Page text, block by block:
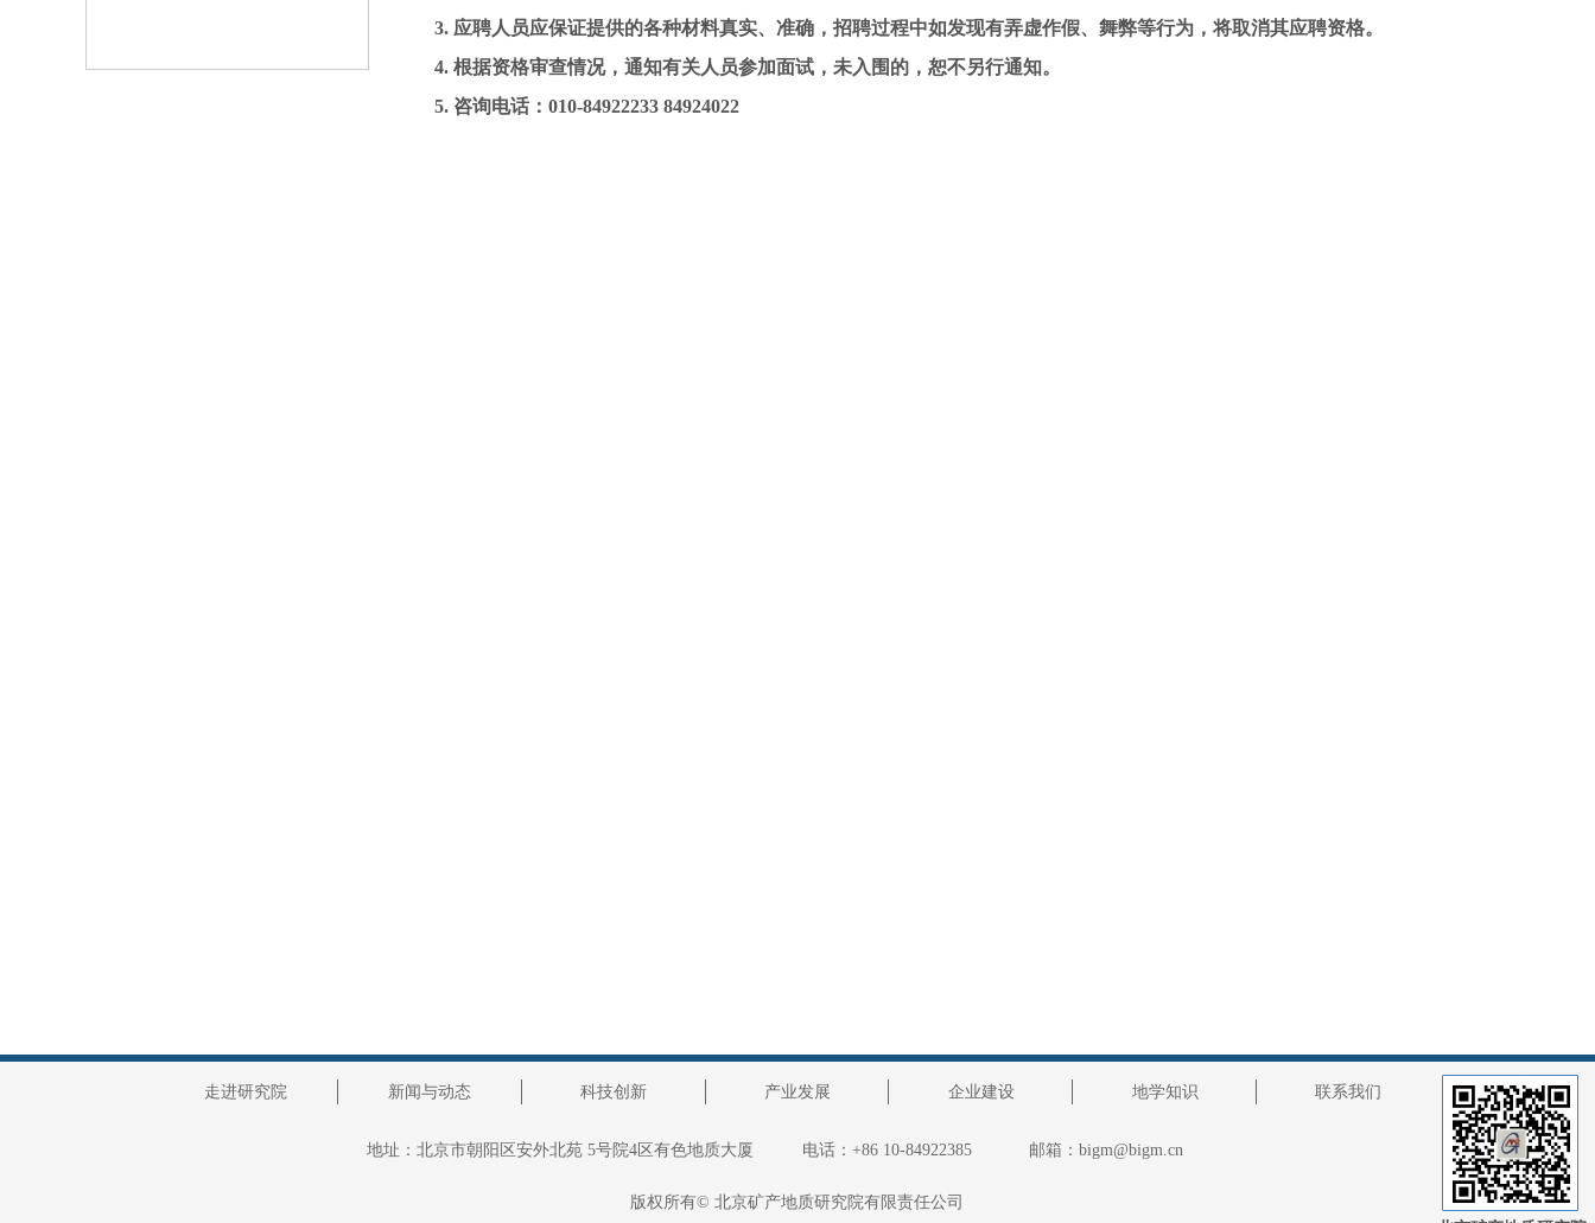
3. 应聘人员应保证提供的各种材料真实、准确，招聘过程中如发现有弄虚作假、舞弊等行为，将取消其应聘资格。
4. 根据资格审查情况，通知有关人员参加面试，未入围的，恕不另行通知。
5. 咨询电话：010-84922233 84924022
版权所有© 北京矿产地质研究院有限责任公司
电话： +86 10-84922385
地址： 北京市朝阳区安外北苑 5号院4区有色地质大厦 邮箱： bigm@bigm.cn
走进研究院 新闻与动态 科技创新 产业发展 企业建设 地学知识 联系我们